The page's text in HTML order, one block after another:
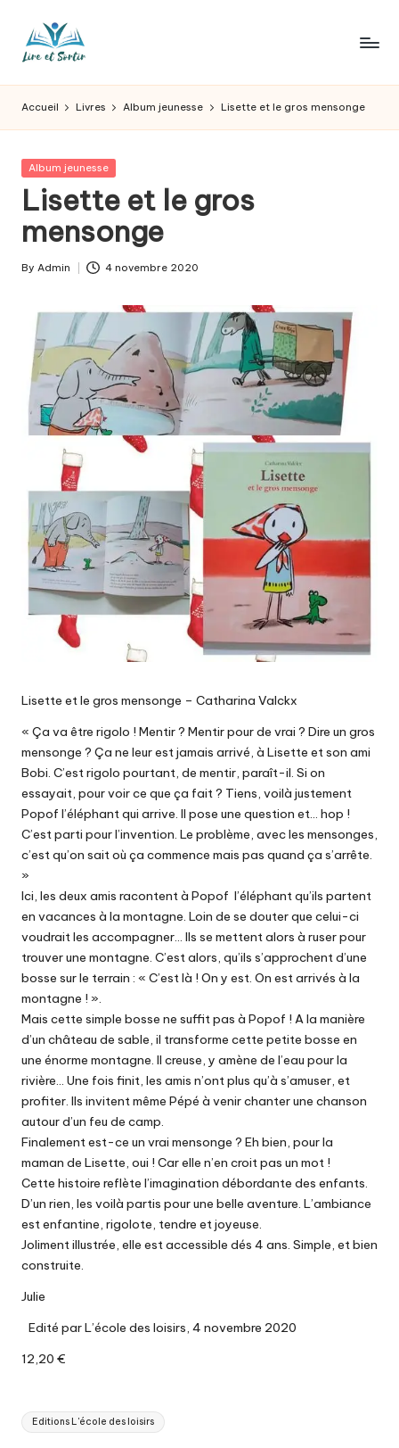
L
ir
e
e
t
s
o
ir
pour
les
goûts,
pour
Accueil Livres Album jeunesse Lisette et le gros mensonge
Posted
Album jeunesse
Lisette et le gros
mensonge
Posted
By Admin 4 novembre 2020
Lisette et le gros mensonge – Catharina Valckx
« Ça va être rigolo ! Mentir ? Mentir pour de vrai ? Dire un gros
mensonge ? Ça ne leur est jamais arrivé, à Lisette et son ami
Bobi. C’est rigolo pourtant, de mentir, paraît-il. Si on
essayait, pour voir ce que ça fait ? Tiens, voilà justement
Popof l’éléphant qui arrive. Il pose une question et… hop !
C’est parti pour l’invention. Le problème, avec les mensonges,
c’est qu’on sait où ça commence mais pas quand ça s’arrête.
»
Ici, les deux amis racontent à Popof l’éléphant qu’ils partent
en vacances à la montagne. Loin de se douter que celui-ci
voudrait les accompagner… Ils se mettent alors à ruser pour
trouver une montagne. C’est alors, qu’ils s’approchent d’une
bosse sur le terrain : « C’est là ! On y est. On est arrivés à la
montagne ! ».
Mais cette simple bosse ne suffit pas à Popof ! A la manière
d’un château de sable, il transforme cette petite bosse en
une énorme montagne. Il creuse, y amène de l’eau pour la
rivière… Une fois finit, les amis n’ont plus qu’à s’amuser, et
profiter. Ils invitent même Pépé à venir chanter une chanson
autour d’un feu de camp.
Finalement est-ce un vrai mensonge ? Eh bien, pour la
maman de Lisette, oui ! Car elle n’en croit pas un mot !
Cette histoire reflète l’imagination débordante des enfants.
D’un rien, les voilà partis pour une belle aventure. L’ambiance
est enfantine, rigolote, tendre et joyeuse.
Joliment illustrée, elle est accessible dés 4 ans. Simple, et bien
construite.
Julie
Edité par L’école des loisirs, 4 novembre 2020
12,20 €
Tags:
Editions L'école des loisirs